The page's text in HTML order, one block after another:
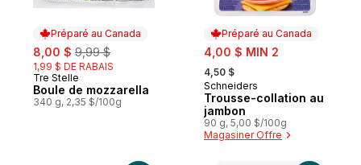
Préparé au Canada
sale:
8,00 $ , formerly:
9,99 $
1,99 $ DE RABAIS
Préparé au Canada
Tre Stelle
Boule de mozzarella
340 g, 2,35 $/100g
Préparé au Canada
sale:
4,00 $ MIN 2
, formerly:
4,50 $
Préparé au Canada
Schneiders
Trousse-collation au
jambon
90 g, 5,00 $/100g
Magasiner Offre